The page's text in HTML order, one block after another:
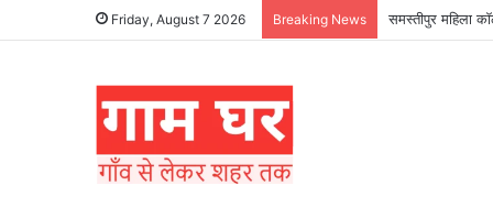
Friday, August 7 2026 Breaking News हड़ताली